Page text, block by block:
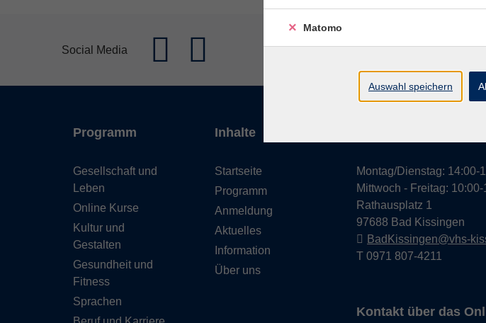
Social Media
Programm
Gesellschaft und
Leben
Online Kurse
Kultur und
Gestalten
Gesundheit und
Fitness
Sprachen
Inhalte
Startseite
Programm
Anmeldung
Aktuelles
Information
Über uns
Montag/Dienstag: 14:00-
Mittwoch - Freitag:
Rathausplatz 1
97688 Bad Kissingen
BadKissingen@vhs-
T 0971 807-4211
Kontakt über das
Matomo
Auswahl speichern